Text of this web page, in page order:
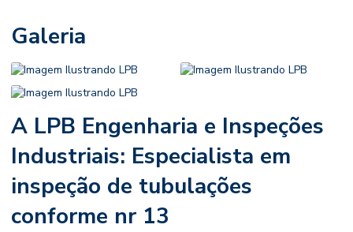
Galeria
A LPB Engenharia e Inspeções
Industriais: Especialista em
inspeção de tubulações
conforme nr 13